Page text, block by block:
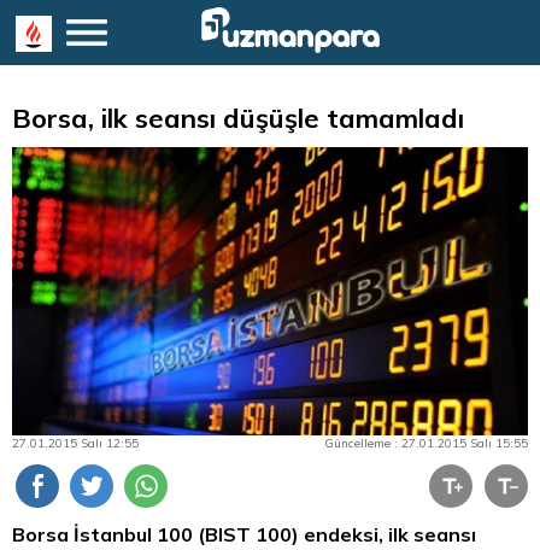
Borsa, ilk seansı düşüşle tamamladı
27.01.2015 Salı 12:55 Güncelleme : 27.01.2015 Salı 15:55
Borsa İstanbul 100 (BIST 100) endeksi, ilk seansı